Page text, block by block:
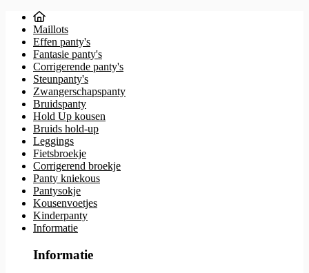
Maillots
Effen panty's
Fantasie panty's
Corrigerende panty's
Steunpanty's
Zwangerschapspanty
Bruidspanty
Hold Up kousen
Bruids hold-up
Leggings
Fietsbroekje
Corrigerend broekje
Panty kniekous
Pantysokje
Kousenvoetjes
Kinderpanty
Informatie
Informatie